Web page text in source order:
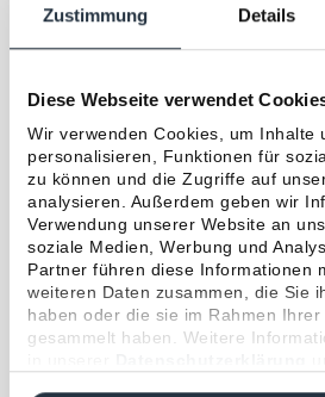
Zustimmung Details
Diese Webseite verwendet
Wir verwenden Cookies, um Inhalte
personalisieren, Funktionen für
zu können und die Zugriffe auf
analysieren. Außerdem geben wir
Verwendung unserer Website an
soziale Medien, Werbung und
Partner führen diese Informationen
weiteren Daten zusammen, die Sie
haben oder die sie im Rahmen
gesammelt haben. Weitere
Geburtsdatum
E-Mail*
Mein Interesse*
Möchten Sie uns bereits etwas